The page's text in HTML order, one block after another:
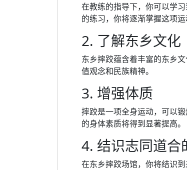
在教练的指导下，你可以学
的练习，你将逐渐掌握这项运
2. 了解东乡文化
东乡摔跤蕴含着丰富的东乡
值观念和民族精神。
3. 增强体质
摔跤是一项全身运动，可以
的身体素质将得到显著提高。
4. 结识志同道合
在东乡摔跤场馆，你将结识